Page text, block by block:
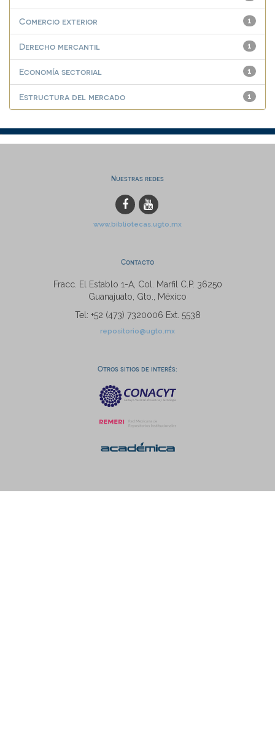
1
Comercio exterior
1
Derecho mercantil
1
Economía sectorial
1
Estructura del mercado
Nuestras redes
www.bibliotecas.ugto.mx
Contacto
Fracc. El Establo 1-A, Col. Marfil C.P. 36250
Guanajuato, Gto., México
Tel: +52 (473) 7320006 Ext. 5538
repositorio@ugto.mx
Otros sitios de interés: